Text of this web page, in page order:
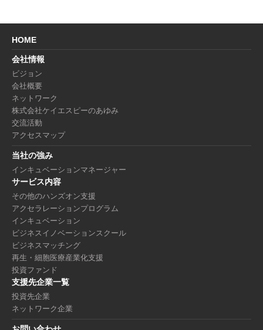
HOME
会社情報
ビジョン
会社概要
ネットワーク
株式会社ケイエスピーのあゆみ
交流活動
アクセスマップ
当社の強み
インキュベーションマネージャー
サービス内容
その他のハンズオン支援
アクセラレーションプログラム
インキュベーション
ビジネスイノベーションスクール
ビジネスマッチング
再生・細胞医療産業化支援
投資ファンド
支援先企業一覧
投資先企業
ネットワーク企業